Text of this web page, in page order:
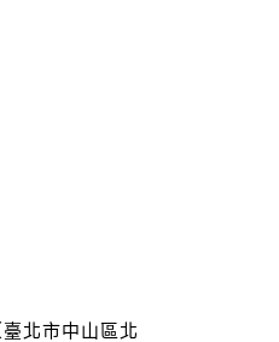
北市中山區北